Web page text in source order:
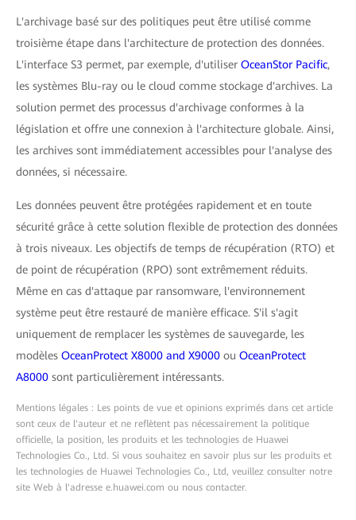
L'archivage basé sur des politiques peut être utilisé comme
troisième étape dans l'architecture de protection des données.
L'interface S3 permet, par exemple, d'utiliser OceanStor Pacific,
les systèmes Blu-ray ou le cloud comme stockage d'archives. La
solution permet des processus d'archivage conformes à la
législation et offre une connexion à l'architecture globale. Ainsi,
les archives sont immédiatement accessibles pour l'analyse des
données, si nécessaire.
Les données peuvent être protégées rapidement et en toute
sécurité grâce à cette solution flexible de protection des données
à trois niveaux. Les objectifs de temps de récupération (RTO) et
de point de récupération (RPO) sont extrêmement réduits.
Même en cas d'attaque par ransomware, l'environnement
système peut être restauré de manière efficace. S'il s'agit
uniquement de remplacer les systèmes de sauvegarde, les
modèles OceanProtect X8000 and X9000 ou OceanProtect
A8000 sont particulièrement intéressants.
Mentions légales : Les points de vue et opinions exprimés dans cet article
sont ceux de l'auteur et ne reflètent pas nécessairement la politique
officielle, la position, les produits et les technologies de Huawei
Technologies Co., Ltd. Si vous souhaitez en savoir plus sur les produits et
les technologies de Huawei Technologies Co., Ltd, veuillez consulter notre
site Web à l'adresse e.huawei.com ou nous contacter.